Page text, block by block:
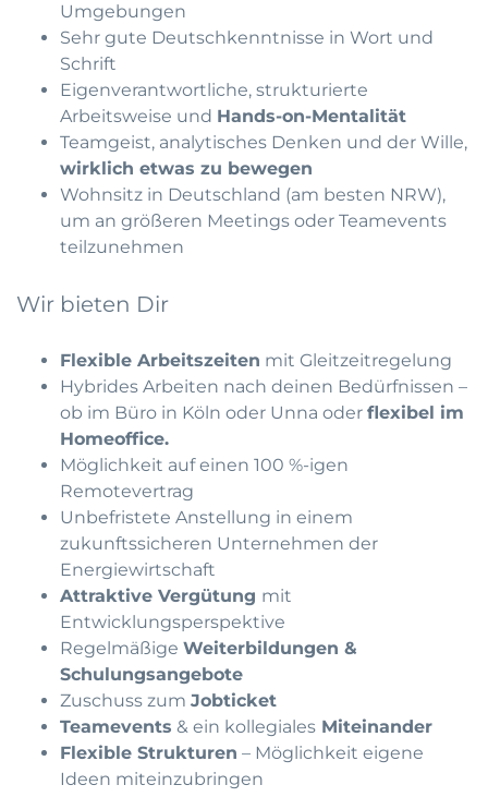
Umgebungen
Sehr gute Deutschkenntnisse in Wort und
Schrift
Eigenverantwortliche, strukturierte
Arbeitsweise und Hands-on-Mentalität
Teamgeist, analytisches Denken und der Wille,
wirklich etwas zu bewegen
Wohnsitz in Deutschland (am besten NRW),
um an größeren Meetings oder Teamevents
teilzunehmen
Wir bieten Dir
Flexible Arbeitszeiten mit Gleitzeitregelung
Hybrides Arbeiten nach deinen Bedürfnissen –
ob im Büro in Köln oder Unna oder flexibel im
Homeoffice.
Möglichkeit auf einen 100 %-igen
Remotevertrag
Unbefristete Anstellung in einem
zukunftssicheren Unternehmen der
Energiewirtschaft
Attraktive Vergütung mit
Entwicklungsperspektive
Regelmäßige Weiterbildungen &
Schulungsangebote
Zuschuss zum Jobticket
Teamevents & ein kollegiales Miteinander
Flexible Strukturen – Möglichkeit eigene
Ideen miteinzubringen